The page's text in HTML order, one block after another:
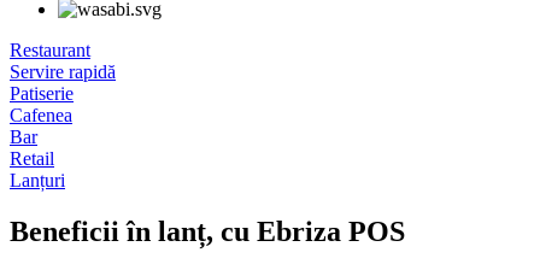
Restaurant
Servire rapidă
Patiserie
Cafenea
Bar
Retail
Lanțuri
Beneficii în lanț, cu Ebriza POS